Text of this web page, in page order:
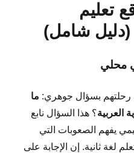
تعليم
(دليل شامل)
محلي
رحلتهم بسؤال جوهري: ما
العربية؟ هذا السؤال نابع
يفهم الصعوبات التي
لغة ثانية. إن الإجابة على